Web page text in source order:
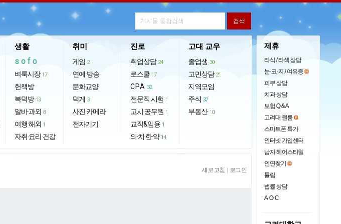
생활
sofo
벼룩시장 17
헌책방
복덕방 13
알바·과외 8
여행·해외 1
자취·요리·건강
취미
게임 2
연예·방송
문화교양
덕게 3
사진·카메라
전자기기
진로
취업상담 24
로스쿨 17
CPA 32
전문직 시험 1
고시·공무원 1
교직&임용 1
의·치·한·약 14
고대 교우
졸업생 30
고민상담 21
지역모임
주식 37
부동산 10
새로고침 로그인
제휴
라식 / 라섹 상담
눈·코·지 / 여유증
피부 상담
치과 상담
보험 Q & A
고려대 원룸
스마트폰 특가
인터넷 가입센터
남자 헤어스타일
인연찾기
튤립
법률 상담
AOC